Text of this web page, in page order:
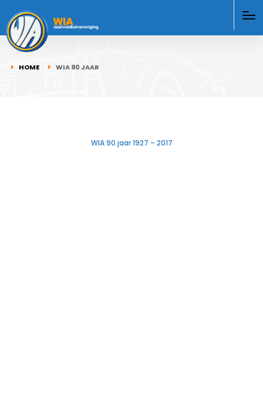
HOME WIA 90 JAAR
WIA 90 jaar 1927 – 2017